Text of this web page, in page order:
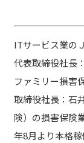
ITサービス業の
代表取締役社長
ファミリー損害
取締役社長：石
険）の損害保険
年8月より本格稼